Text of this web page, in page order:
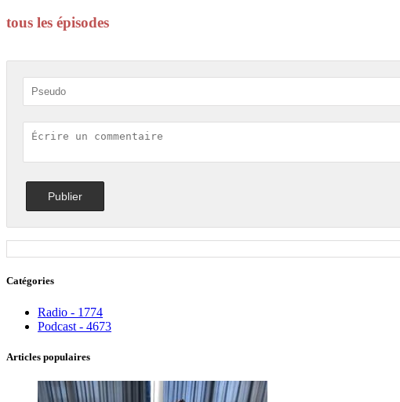
tous les épisodes
Catégories
Radio - 1774
Podcast - 4673
Articles populaires